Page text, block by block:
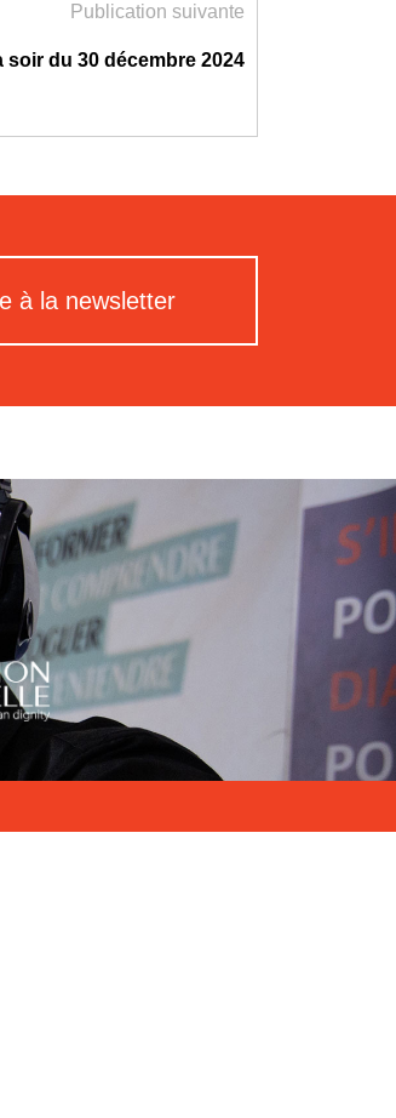
Publication suivante
soir du 30 décembre 2024
à la newsletter